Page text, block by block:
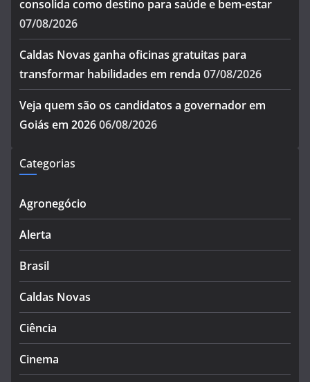
consolida como destino para saúde e bem-estar
07/08/2026
Caldas Novas ganha oficinas gratuitas para
transformar habilidades em renda 07/08/2026
Veja quem são os candidatos a governador em
Goiás em 202606/08/2026
Categorias
Agronegócio
Alerta
Brasil
Caldas Novas
Ciência
Cinema